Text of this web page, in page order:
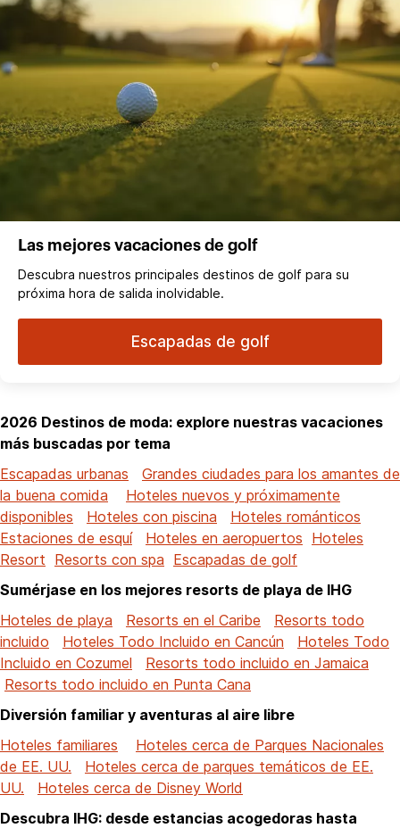
Las mejores vacaciones de golf
Descubra nuestros principales destinos de golf para su
próxima hora de salida inolvidable.
Escapadas de golf
2026 Destinos de moda: explore nuestras vacaciones
más buscadas por tema
Escapadas urbanas
Grandes ciudades para los amantes de
la buena comida
Hoteles nuevos y próximamente
disponibles
Hoteles con piscina
Hoteles románticos
Estaciones de esquí
Hoteles en aeropuertos Hoteles
Resort Resorts con spa Escapadas de golf
Sumérjase en los mejores resorts de playa de IHG
Hoteles de playa
Resorts en el Caribe
Resorts todo
incluido
Hoteles Todo Incluido en Cancún
Hoteles Todo
Incluido en Cozumel
Resorts todo incluido en Jamaica
Resorts todo incluido en Punta Cana
Diversión familiar y aventuras al aire libre
Hoteles familiares
Hoteles cerca de Parques Nacionales
de EE. UU.
Hoteles cerca de parques temáticos de EE.
UU.
Hoteles cerca de Disney World
Descubra IHG: desde estancias acogedoras hasta